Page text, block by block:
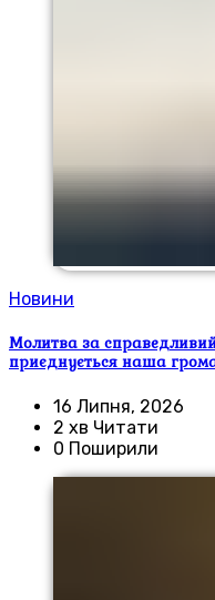
Новини
Молитва за
приєднується наша
16 Липня, 2026
2 хв Читати
0 Поширили